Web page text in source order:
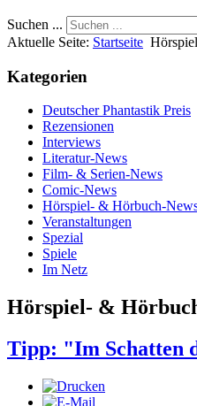
Suchen ...
Aktuelle Seite: Startseite
Kategorien
Deutscher Phantastik Preis
Rezensionen
Interviews
Literatur-News
Film- & Serien-News
Comic-News
Hörspiel- & Hörbuch-
Veranstaltungen
Spezial
Spiele
Im Netz
Hörspiel- &
Tipp: "Im Schatten